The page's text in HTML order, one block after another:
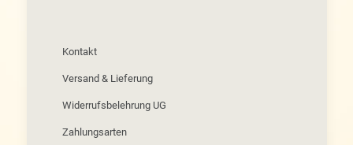
Kontakt
Versand & Lieferung
Widerrufsbelehrung UG
Zahlungsarten